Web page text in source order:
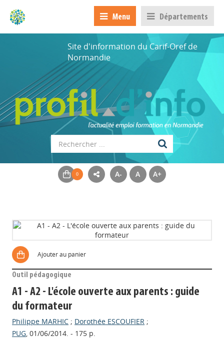
Menu Départements
Site d'information du Carif-Oref de
Normandie
A- A A+
Ajouter au panier
Outil pédagogique
A1 - A2 - L'école ouverte aux parents : guide
du formateur
Philippe MARHIC ; Dorothée ESCOUFIER ;
PUG, 01/06/2014. - 175 p.